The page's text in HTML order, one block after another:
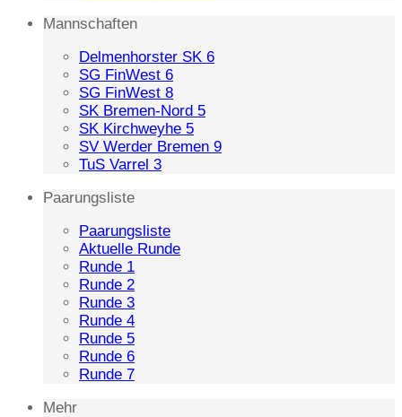
Mannschaften
Delmenhorster SK 6
SG FinWest 6
SG FinWest 8
SK Bremen-Nord 5
SK Kirchweyhe 5
SV Werder Bremen 9
TuS Varrel 3
Paarungsliste
Paarungsliste
Aktuelle Runde
Runde 1
Runde 2
Runde 3
Runde 4
Runde 5
Runde 6
Runde 7
Mehr